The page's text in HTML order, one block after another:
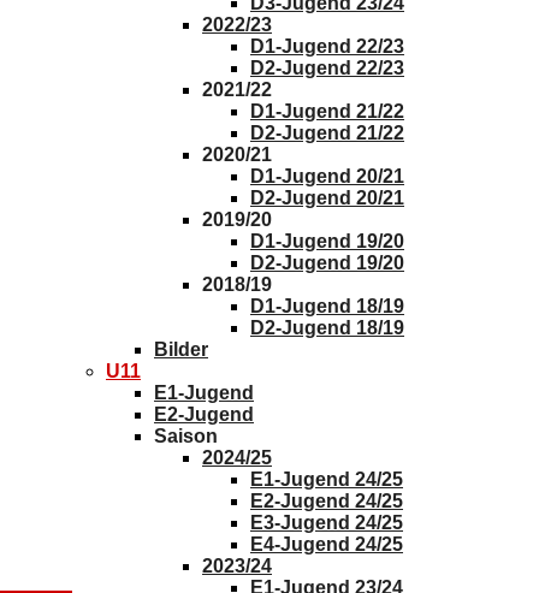
2022/23
D1-Jugend 22/23
D2-Jugend 22/23
2021/22
D1-Jugend 21/22
D2-Jugend 21/22
2020/21
D1-Jugend 20/21
D2-Jugend 20/21
2019/20
D1-Jugend 19/20
D2-Jugend 19/20
2018/19
D1-Jugend 18/19
D2-Jugend 18/19
Bilder
U11
E1-Jugend
E2-Jugend
Saison
2024/25
E1-Jugend 24/25
E2-Jugend 24/25
E3-Jugend 24/25
E4-Jugend 24/25
2023/24
E1-Jugend 23/24